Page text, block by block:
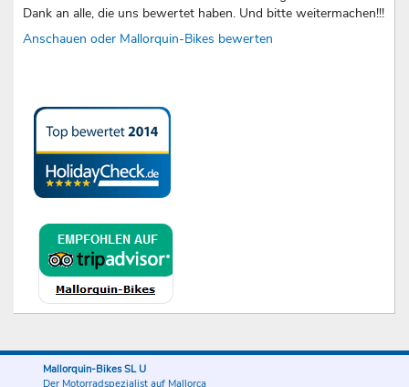
Dank an alle, die uns bewertet haben. Und bitte weitermachen!!!
Anschauen oder Mallorquin-Bikes bewerten
Mallorquin-Bikes SL U
Der Motorradspezialist auf Mallorca